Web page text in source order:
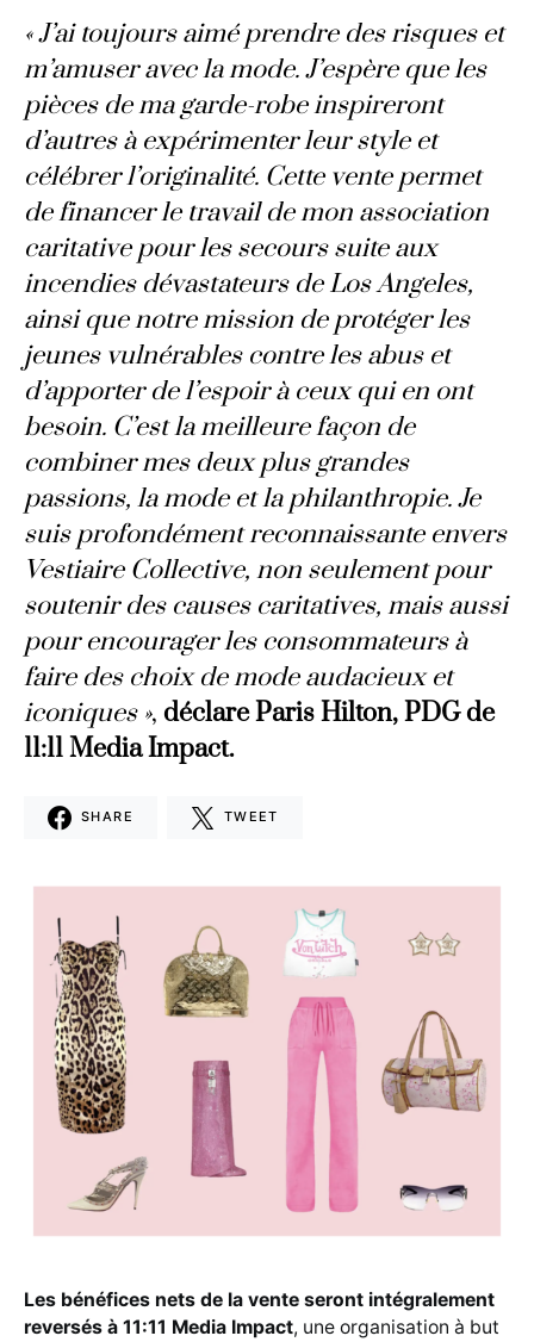
« J’ai toujours aimé prendre des risques et
m’amuser avec la mode. J’espère que les
pièces de ma garde-robe inspireront
d’autres à expérimenter leur style et
célébrer l’originalité. Cette vente permet
de financer le travail de mon association
caritative pour les secours suite aux
incendies dévastateurs de Los Angeles,
ainsi que notre mission de protéger les
jeunes vulnérables contre les abus et
d’apporter de l’espoir à ceux qui en ont
besoin. C’est la meilleure façon de
combiner mes deux plus grandes
passions, la mode et la philanthropie. Je
suis profondément reconnaissante envers
Vestiaire Collective, non seulement pour
soutenir des causes caritatives, mais aussi
pour encourager les consommateurs à
faire des choix de mode audacieux et
iconiques », déclare Paris Hilton, PDG de
11:11 Media Impact.
SHARE TWEET
Les bénéfices nets de la vente seront intégralement
reversés à 11:11 Media Impact, une organisation à but